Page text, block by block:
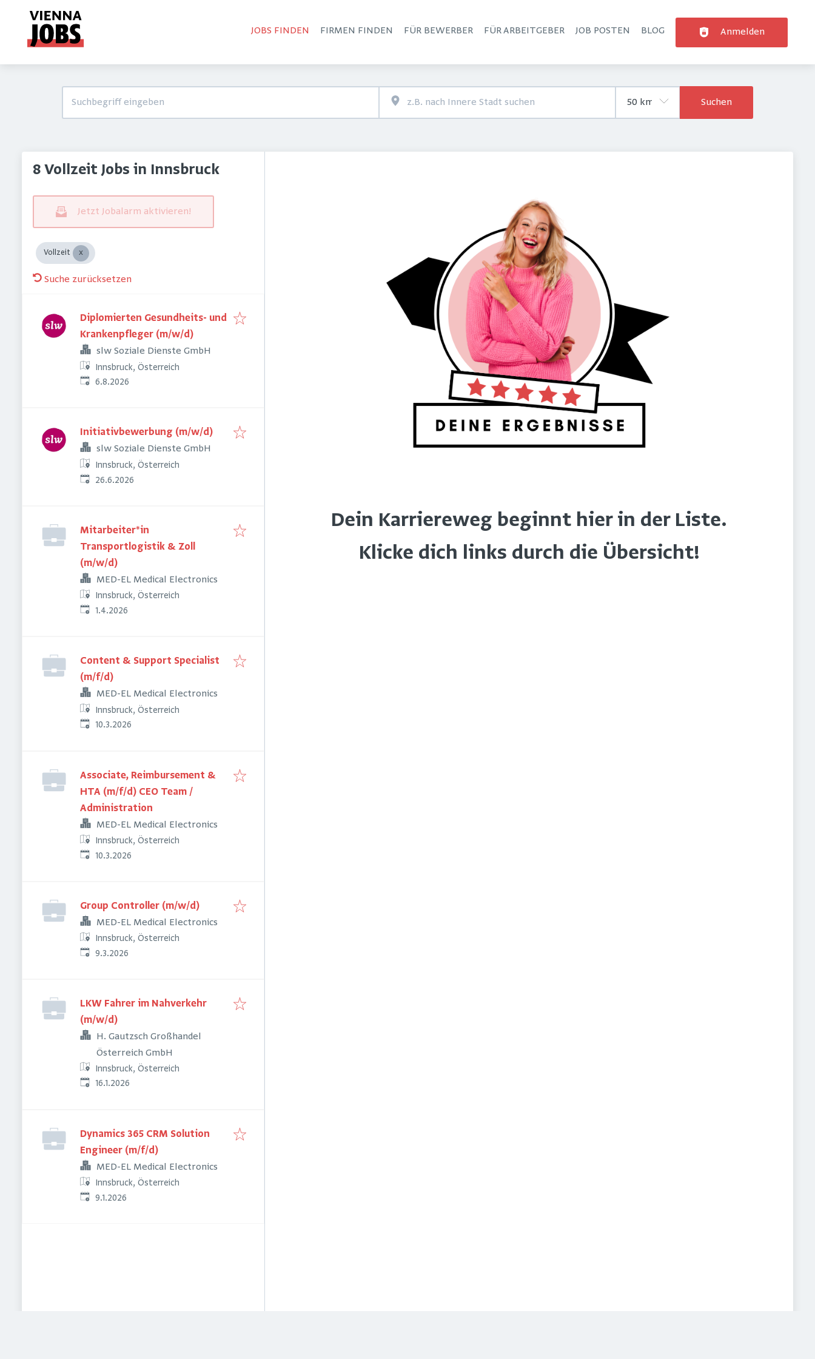
JOBS FINDEN FIRMEN FINDEN FÜR BEWERBER FÜR ARBEITGEBER JOB POSTEN BLOG Anmelden
Suchen
8 Vollzeit Jobs in Innsbruck
Jetzt Jobalarm aktivieren!
Vollzeit
Suche zurücksetzen
Diplomierten Gesundheits- und
Krankenpfleger (m/w/d)
slw Soziale Dienste GmbH
Innsbruck, Österreich
Veröffentlicht
6.8.2026
Initiativbewerbung (m/w/d)
slw Soziale Dienste GmbH
Innsbruck, Österreich
Veröffentlicht
26.6.2026
Mitarbeiter*in
Transportlogistik & Zoll
(m/w/d)
MED-EL Medical Electronics
Innsbruck, Österreich
Veröffentlicht
1.4.2026
Content & Support Specialist
(m/f/d)
MED-EL Medical Electronics
Innsbruck, Österreich
Veröffentlicht
10.3.2026
Associate, Reimbursement &
HTA (m/f/d) CEO Team /
Administration
MED-EL Medical Electronics
Innsbruck, Österreich
Veröffentlicht
10.3.2026
Group Controller (m/w/d)
MED-EL Medical Electronics
Innsbruck, Österreich
Veröffentlicht
9.3.2026
LKW Fahrer im Nahverkehr
(m/w/d)
H. Gautzsch Großhandel
Österreich GmbH
Innsbruck, Österreich
Veröffentlicht
16.1.2026
Dynamics 365 CRM Solution
Engineer (m/f/d)
MED-EL Medical Electronics
Innsbruck, Österreich
Veröffentlicht
9.1.2026
Dein Karriereweg beginnt hier in der Liste.
Klicke dich links durch die Übersicht!